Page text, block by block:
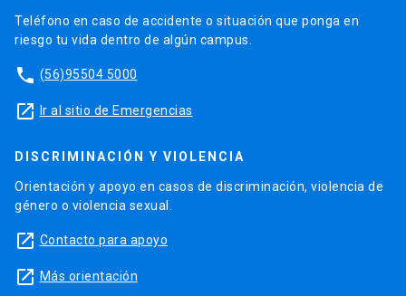
Teléfono en caso de accidente o situación que ponga en
riesgo tu vida dentro de algún campus.
phone (56)95504 5000
launch Ir al sitio de Emergencias
DISCRIMINACIÓN Y VIOLENCIA
Orientación y apoyo en casos de discriminación, violencia de
género o violencia sexual.
launch Contacto para apoyo
launch Más orientación